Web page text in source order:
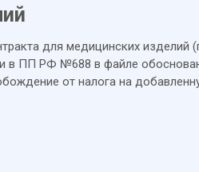
для медицинских изделий
в ПП РФ №688 в файле
от налога на